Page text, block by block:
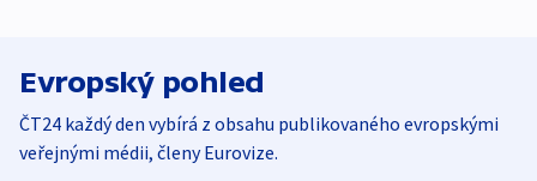
Evropský pohled
ČT24 každý den vybírá z obsahu publikovaného evropskými
veřejnými médii, členy Eurovize.